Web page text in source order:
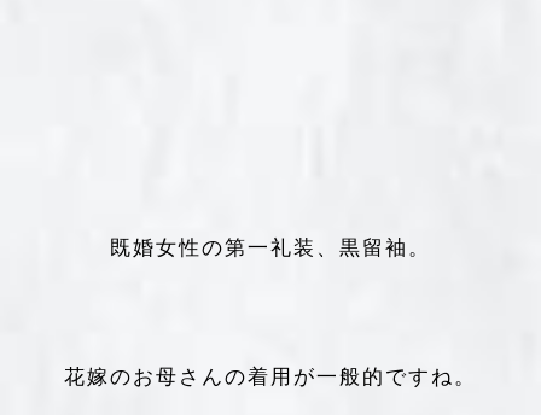
既婚女性の第一礼装、黒留袖。
花嫁のお母さんの着用が一般的ですね。